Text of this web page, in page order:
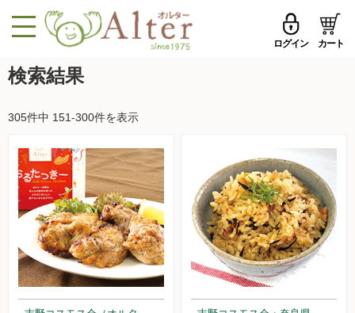
ログイン カート
メールアドレス
メールアドレスを保存する
パスワードを忘れた方はこちら
初めての方へ
MENU
トップページへ戻る
セール品・おすすめ
お試しセット
今週の新登場
野菜
検索結果
305件中 151-300件を表示